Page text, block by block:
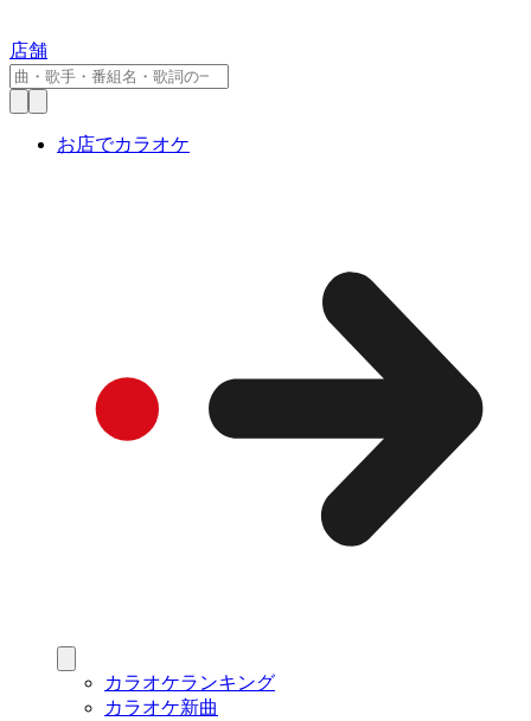
店舗
お店でカラオケ
カラオケランキング
カラオケ新曲